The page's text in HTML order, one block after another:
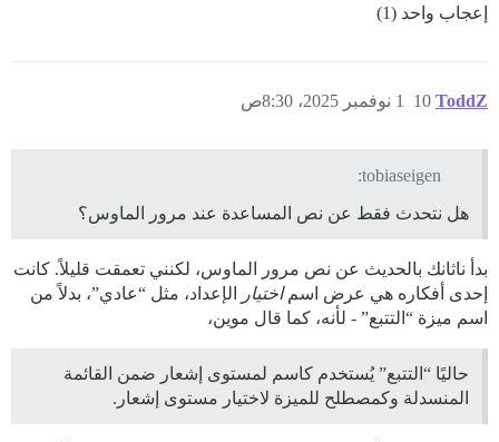
إعجاب واحد (1)
ToddZ 1 نوفمبر 2025، 8:30ص 10
tobiaseigen:
هل نتحدث فقط عن نص المساعدة عند مرور الماوس؟
بدأ ناثانك بالحديث عن نص مرور الماوس، لكنني تعمقت قليلاً. كانت
إحدى أفكاره هي عرض اسماختيار
الإعداد، مثل “عادي”، بدلاً من
اسم ميزة “التتبع” - لأنه، كما قال موين،
حاليًا “التتبع” يُستخدم كاسم لمستوى إشعار ضمن القائمة
المنسدلة وكمصطلح للميزة لاختيار مستوى إشعار.